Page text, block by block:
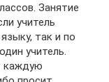
Занятие
учитель
так и по
учитель.
каждую